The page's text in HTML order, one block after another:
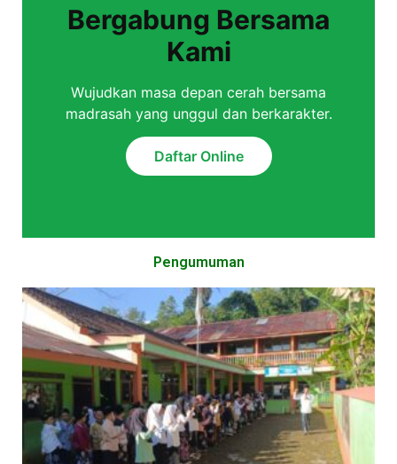
Bergabung Bersama
Kami
Wujudkan masa depan cerah bersama
madrasah yang unggul dan berkarakter.
Daftar Online
Pengumuman